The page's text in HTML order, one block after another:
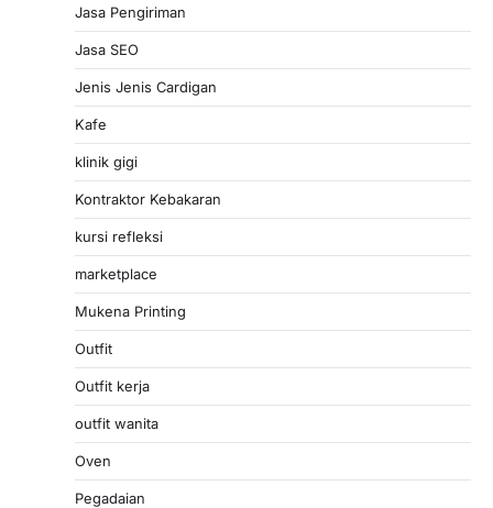
Jasa Pengiriman
Jasa SEO
Jenis Jenis Cardigan
Kafe
klinik gigi
Kontraktor Kebakaran
kursi refleksi
marketplace
Mukena Printing
Outfit
Outfit kerja
outfit wanita
Oven
Pegadaian